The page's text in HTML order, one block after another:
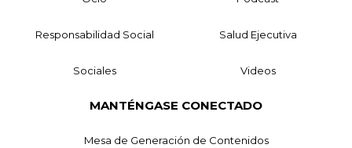
Responsabilidad Social Salud Ejecutiva
Sociales Videos
MANTÉNGASE CONECTADO
Mesa de Generación de Contenidos